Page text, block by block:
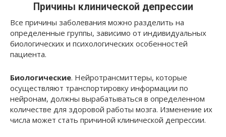
Причины клинической депрессии
Все причины заболевания можно разделить на
определенные группы, зависимо от индивидуальных
биологических и психологических особенностей
пациента.
Биологические. Нейротрансмиттеры, которые
осуществляют транспортировку информации по
нейронам, должны вырабатываться в определенном
количестве для здоровой работы мозга. Изменение их
числа может стать причиной клинической депрессии.